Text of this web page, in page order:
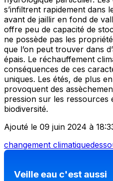
s’infiltrent rapidement dans
avant de jaillir en fond de
offre peu de capacité de
ne possède pas les
que l’on peut trouver dans
épais. Le réchauffement
conséquences de ces
uniques. Les étés, de plus
provoquent des
pression sur les ressources
biodiversité.
Ajouté le 09 juin 2024 à
changement climatique
Veille eau c'est aussi